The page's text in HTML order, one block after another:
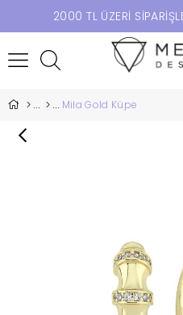
2000 TL ÜZERİ
Mila Gold Küpe